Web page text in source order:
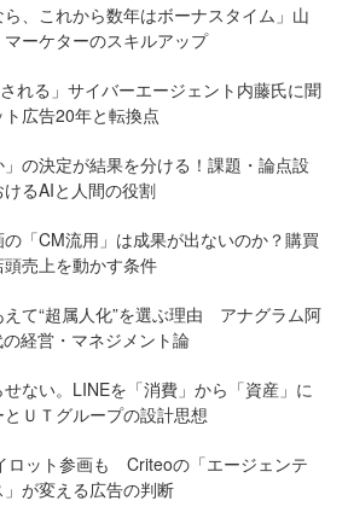
ら、これから数年はボーナスタイム」山
ーケターのスキルアップ
される」サイバーエージェント内藤氏に聞
広告20年と転換点
」の決定が結果を分ける！課題・論点設
るAIと人間の役割
「CM流用」は成果が出ないのか？購買
売上を動かす条件
て“超属人化”を選ぶ理由 アナグラム阿
経営・マネジメント論
ない。LINEを「消費」から「資産」に
ＵＴグループの設計思想
ロット参画も Criteoの「エージェンテ
が変える広告の判断